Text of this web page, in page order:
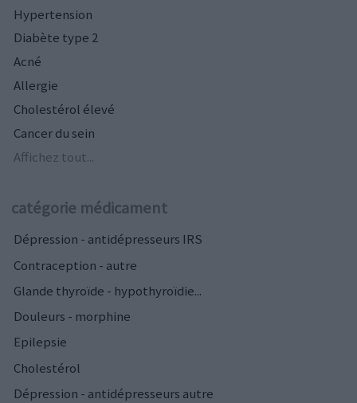
Hypertension
Diabète type 2
Acné
Allergie
Cholestérol élevé
Cancer du sein
Affichez tout...
catégorie médicament
Dépression - antidépresseurs IRS
Contraception - autre
Glande thyroïde - hypothyroïdie...
Douleurs - morphine
Epilepsie
Cholestérol
Dépression - antidépresseurs autre